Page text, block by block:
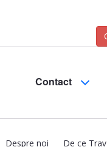
Contact
Despre noi De ce